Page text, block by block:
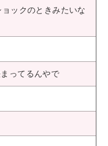
ックのときみたいな
ってるんやで